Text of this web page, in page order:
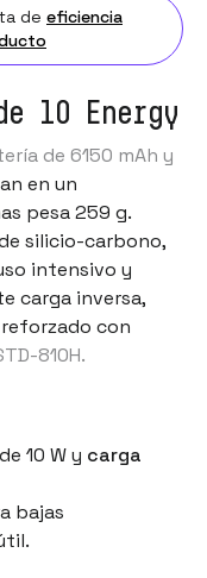
de eficiencia
10 Energy
de 6150 mAh y
en un
pesa 259 g.
silicio-carbono,
intensivo y
carga inversa,
con
810H.
10 W y carga
bajas